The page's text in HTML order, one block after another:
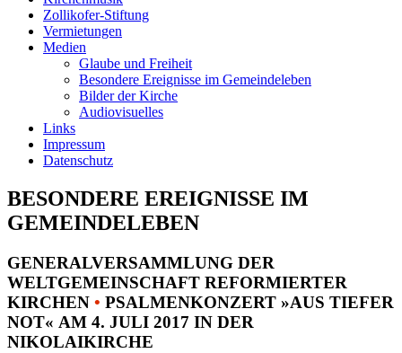
Zollikofer-Stiftung
Vermietungen
Medien
Glaube und Freiheit
Besondere Ereignisse im Gemeindeleben
Bilder der Kirche
Audiovisuelles
Links
Impressum
Datenschutz
BESONDERE EREIGNISSE IM
GEMEINDELEBEN
GENERALVERSAMMLUNG DER
WELTGEMEINSCHAFT REFORMIERTER
KIRCHEN • PSALMENKONZERT »AUS TIEFER
NOT« AM 4. JULI 2017 IN DER
NIKOLAIKIRCHE